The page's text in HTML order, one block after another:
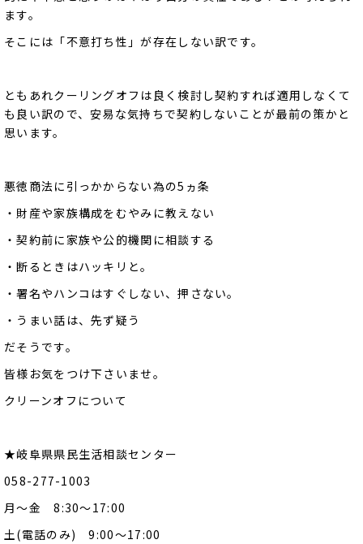
ます。
そこには「不意打ち性」が存在しない訳です。
ともあれクーリングオフは良く検討し契約すれば適用しなくて
も良い訳ので、安易な気持ちで契約しないことが最前の策かと
思います。
悪徳商法に引っかからない為の5ヵ条
・財産や家族構成をむやみに教えない
・契約前に家族や公的機関に相談する
・断るときはハッキリと。
・署名やハンコはすぐしない、押さない。
・うまい話は、先ず疑う
だそうです。
皆様お気をつけ下さいませ。
クリーンオフについて
★岐阜県県民生活相談センター
058-277-1003
月～金 8:30～17:00
土(電話のみ) 9:00～17:00